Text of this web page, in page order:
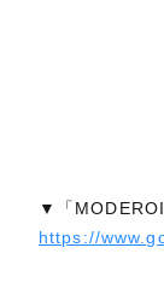
▼「
https://